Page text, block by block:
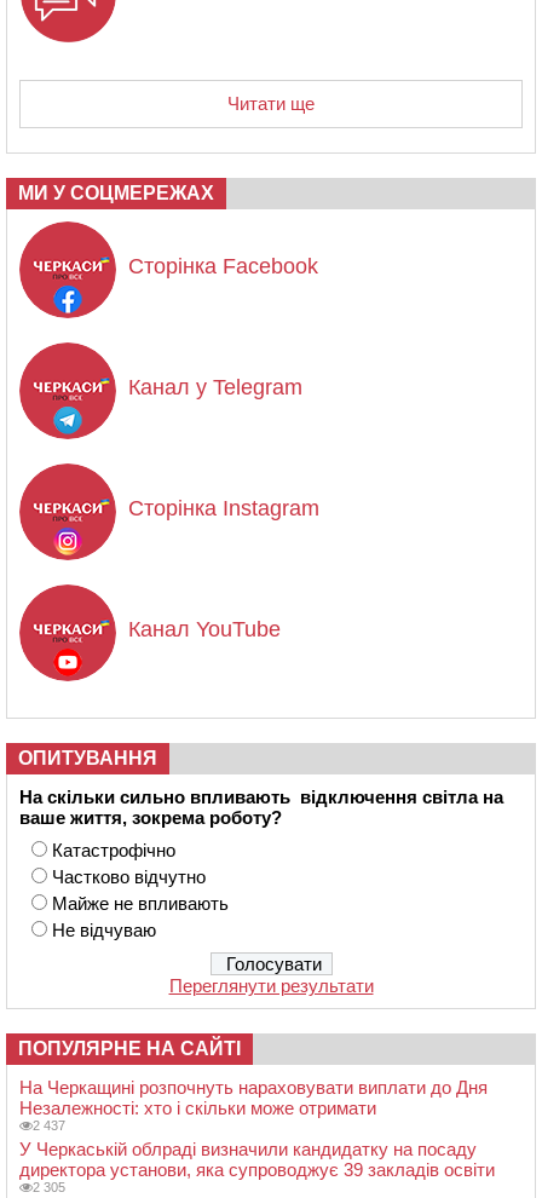
Читати ще
МИ У СОЦМЕРЕЖАХ
Сторінка Facebook
Канал у Telegram
Сторінка Instagram
Канал YouTube
ОПИТУВАННЯ
На скільки сильно впливають відключення світла на
ваше життя, зокрема роботу?
Катастрофічно
Частково відчутно
Майже не впливають
Не відчуваю
Переглянути результати
ПОПУЛЯРНЕ НА САЙТІ
На Черкащині розпочнуть нараховувати виплати до Дня
Незалежності: хто і скільки може отримати
2 437
У Черкаській облраді визначили кандидатку на посаду
директора установи, яка супроводжує 39 закладів освіти
2 305